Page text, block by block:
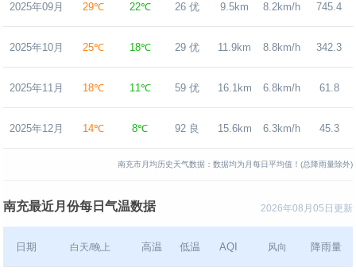
2025年09月 29℃ 22℃ 26 优 9.5km 8.2km/h 745.4
2025年10月 25℃ 18℃ 29 优 11.9km 8.8km/h 342.3
2025年11月 18℃ 11℃ 59 优 16.1km 6.8km/h 61.8
2025年12月 14℃ 8℃ 92 良 15.6km 6.3km/h 45.3
南充市月均历史天气数据：数据均为月每日平均值！(总降雨量除外)
2026年08月05日更新
南充最近月份每日气温数据
日期 白天/晚上 高温 低温 AQI 风向 降雨量